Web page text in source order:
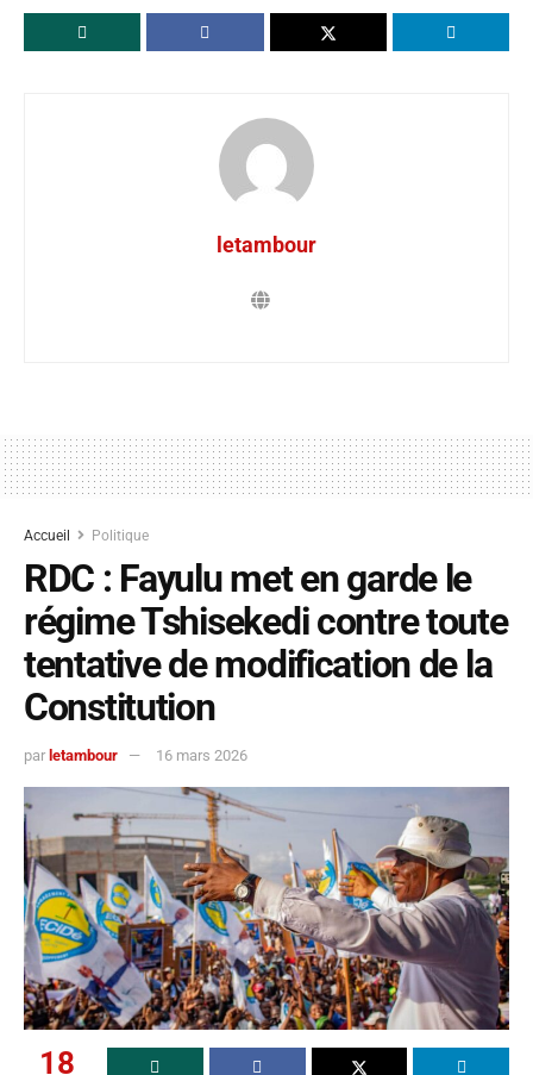
letambour
Accueil Politique
RDC : Fayulu met en garde le
régime Tshisekedi contre toute
tentative de modification de la
Constitution
par letambour 16 mars 2026
18